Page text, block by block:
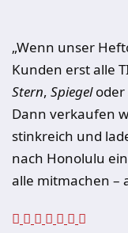
„Wenn unser
Kunden erst alle
Stern, Spiegeloder
Dann verkaufen
stinkreich und
nach Honolulu
alle mitmachen –